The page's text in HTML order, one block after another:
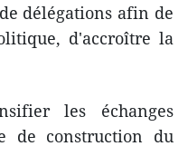
délégations afin de
d'accroître la
les échanges
de construction du